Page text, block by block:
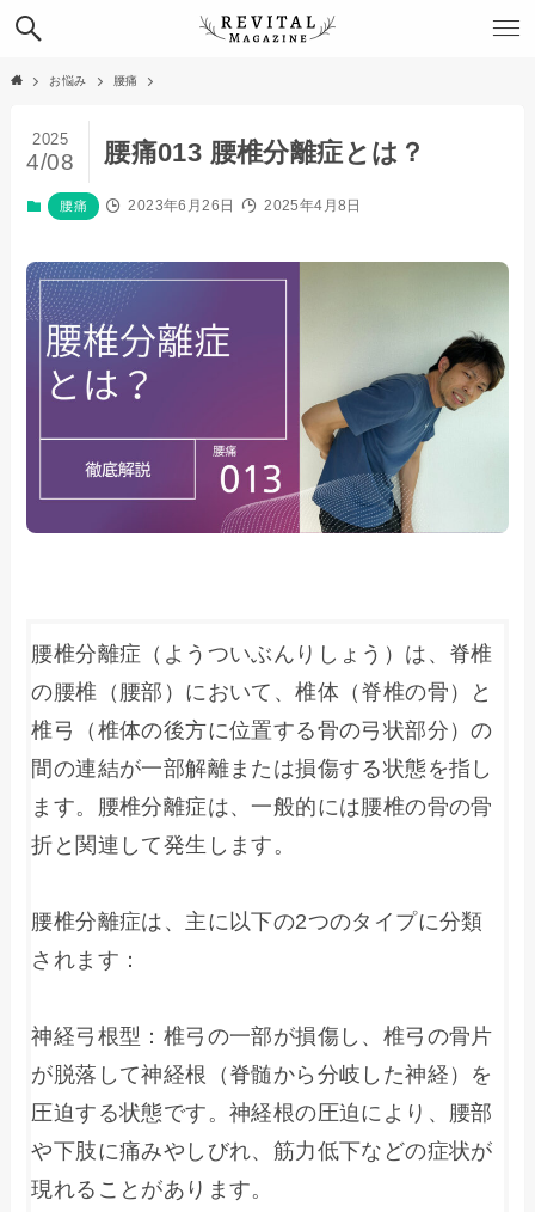
お悩み 腰痛
腰痛013 腰椎分離症とは？
2025
4/08
腰痛 2023年6月26日 2025年4月8日
腰椎分離症（ようついぶんりしょう）は、脊椎
の腰椎（腰部）において、椎体（脊椎の骨）と
椎弓（椎体の後方に位置する骨の弓状部分）の
間の連結が一部解離または損傷する状態を指し
ます。腰椎分離症は、一般的には腰椎の骨の骨
折と関連して発生します。
腰椎分離症は、主に以下の2つのタイプに分類
されます：
神経弓根型：椎弓の一部が損傷し、椎弓の骨片
が脱落して神経根（脊髄から分岐した神経）を
圧迫する状態です。神経根の圧迫により、腰部
や下肢に痛みやしびれ、筋力低下などの症状が
現れることがあります。